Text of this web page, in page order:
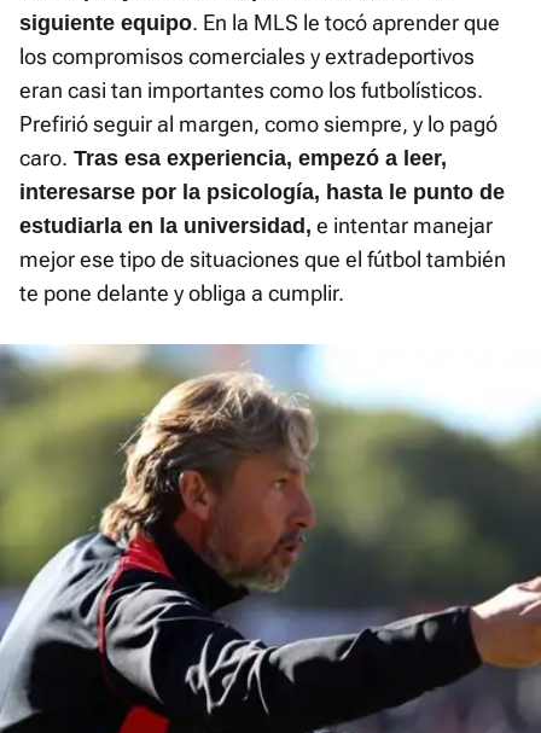
siguiente equipo. En la MLS le tocó aprender que
los compromisos comerciales y extradeportivos
eran casi tan importantes como los futbolísticos.
Prefirió seguir al margen, como siempre, y lo pagó
caro. Tras esa experiencia, empezó a leer,
interesarse por la psicología, hasta le punto de
estudiarla en la universidad, e intentar manejar
mejor ese tipo de situaciones que el fútbol también
te pone delante y obliga a cumplir.